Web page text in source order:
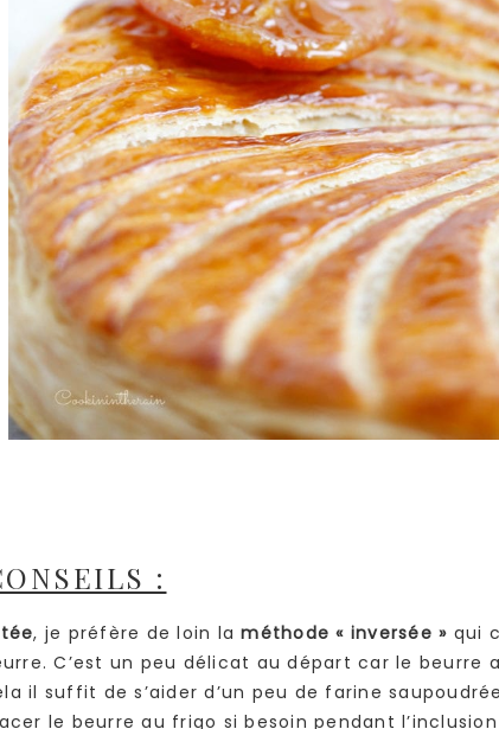
:
, je préfère de loin laméthode « inversée » qui
C’est un peu délicat au départ car le beurre
il suffit de s’aider d’un peu de farine
le beurre au frigo si besoin pendant l’inclusion